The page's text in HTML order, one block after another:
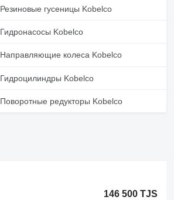
Резиновые гусеницы Kobelco
Гидронасосы Kobelco
Направляющие колеса Kobelco
Гидроцилиндры Kobelco
Поворотные редукторы Kobelco
146 500 TJS